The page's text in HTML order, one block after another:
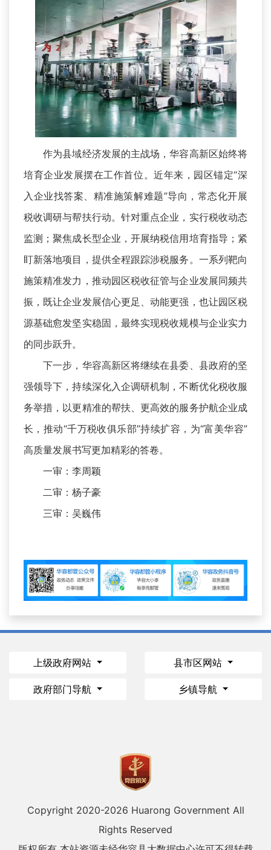
作为县域经济发展的主战场，华容高新区始终将
培育企业发展摆在工作首位。近年来，园区锚定“深
入企业找答案、精准施策解难题”导向，常态化开展
税收调研与帮扶行动。针对重点企业，实行税收动态
监测；聚焦成长型企业，开展纳税信用培育指导；紧
盯新落地项目，提供全程跟踪涉税服务。一系列靶向
施策精准发力，推动园区税收征管与企业发展同频共
振，既让企业发展信心更足、动能更强，也让园区税
源基础愈发坚实稳固，最终实现税收规模与企业实力
的同步跃升。
下一步，华容高新区将继续在县委、县政府的坚
强领导下，持续深化入企调研机制，不断优化税收服
务举措，以更精准的帮扶、更高效的服务护航企业成
长，推动“千万税收俱乐部”持续扩容，为“富美华容”
高质量发展书写更加精彩的答卷。
一审：李周颖
二审：杨子豪
三审：吴巍伟
上级政府网站 县市区网站
政府部门导航 乡镇导航
Copyright 2020-2026 Huarong Government All
Rights Reserved